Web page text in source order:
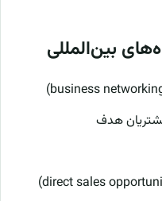
بین‌المللی
هدف